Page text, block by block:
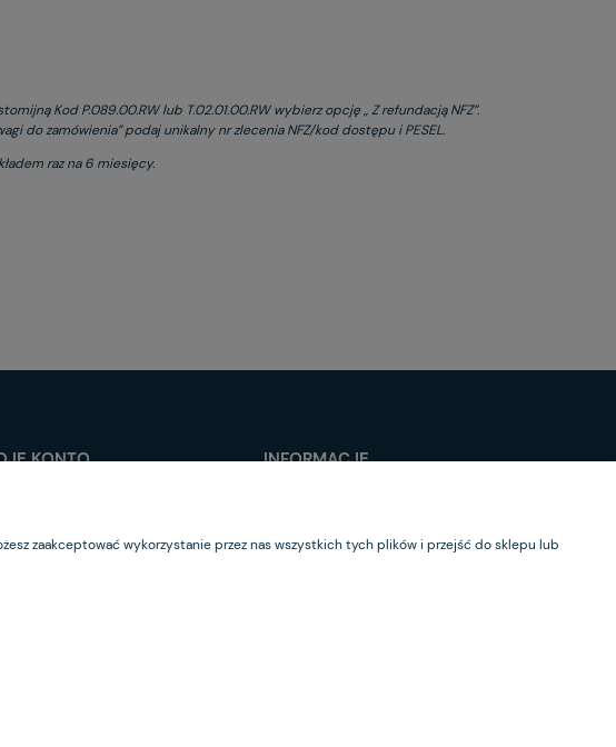
Kod P.089.00.RW lub T.02.01.00.RW wybierz opcję „ Z refundacją NFZ”.
do zamówienia” podaj unikalny nr zlecenia NFZ/kod dostępu i PESEL.
raz na 6 miesięcy.
KONTO INFORMACJE
Newsletter
zaakceptować wykorzystanie przez nas wszystkich tych plików i przejść do sklepu lub